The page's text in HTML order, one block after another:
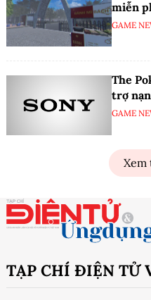
miễn
GAME
The
trợ
GAME
Xem
TẠP CHÍ ĐIỆN TỬ